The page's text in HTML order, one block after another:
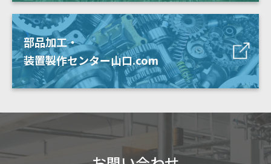
部品加工・
装置製作センター山口.com